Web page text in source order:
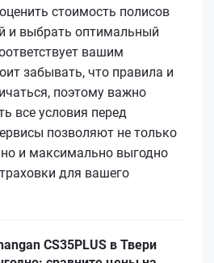
стоимость полисов
и выбрать оптимальный
вашим
забывать, что правила и
поэтому важно
все условия перед
позволяют не только
и максимально выгодно
для вашего
CS35PLUS в Твери